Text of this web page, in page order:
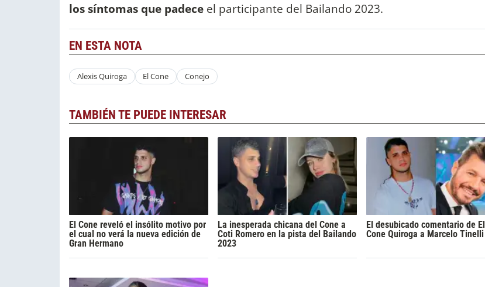
los síntomas que padece el participante del Bailando 2023.
EN ESTA NOTA
Alexis Quiroga El Cone Conejo
TAMBIÉN TE PUEDE INTERESAR
El Cone reveló el insólito motivo por
el cual no verá la nueva edición de
Gran Hermano
La inesperada chicana del Cone a
Coti Romero en la pista del Bailando
2023
El desubicado comentario de El
Cone Quiroga a Marcelo Tinelli